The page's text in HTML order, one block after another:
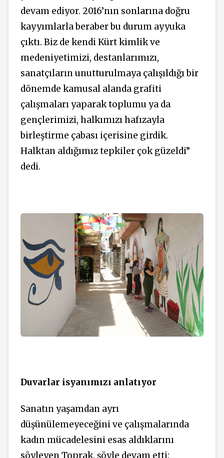
devam ediyor. 2016’nın sonlarına doğru
kayyımlarla beraber bu durum ayyuka
çıktı. Biz de kendi Kürt kimlik ve
medeniyetimizi, destanlarımızı,
sanatçıların unutturulmaya çalışıldığı bir
dönemde kamusal alanda grafiti
çalışmaları yaparak toplumu ya da
gençlerimizi, halkımızı hafızayla
birleştirme çabası içerisine girdik.
Halktan aldığımız tepkiler çok güzeldi”
dedi.
Duvarlar isyanımızı anlatıyor
Sanatın yaşamdan ayrı
düşünülemeyeceğini ve çalışmalarında
kadın mücadelesini esas aldıklarını
söyleyen Toprak, şöyle devam etti: